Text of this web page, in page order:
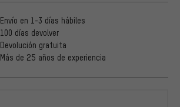
Envío en 1-3 días hábiles
100 días devolver
Devolución gratuita
Más de 25 años de experiencia